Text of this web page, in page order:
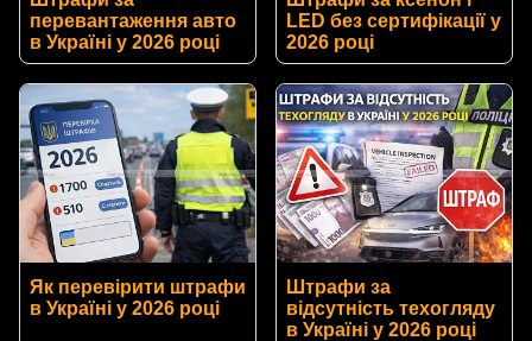
перевантаження авто
в Україні у 2026 році
LED без сертифікації у
2026 році
Як перевірити штрафи
в Україні у 2026 році
Штрафи за
відсутність техогляду
в Україні у 2026 році